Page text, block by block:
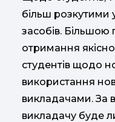
більш розкутими
засобів.
отримання
студентів щодо
використання
викладачами. За
викладачу буде